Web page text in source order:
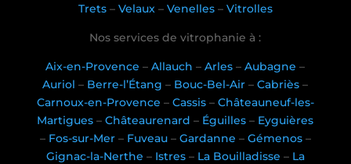
Trets– Velaux– Venelles– Vitrolles
Nos services de vitrophanie à :
Aix-en-Provence –Allauch –Arles –Aubagne –
Auriol – Berre-l’Étang – Bouc-Bel-Air –Cabriès –
Carnoux-en-Provence – Cassis– Châteauneuf-les-
Martigues –Châteaurenard – Éguilles – Eyguières
– Fos-sur-Mer– Fuveau– Gardanne – Gémenos–
Gignac-la-Nerthe – Istres– La Bouilladisse – La